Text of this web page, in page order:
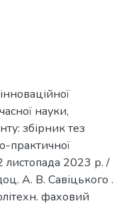
науки,
збірник тез
практичної
2023 р. /
А. В. Савіцького .
фаховий